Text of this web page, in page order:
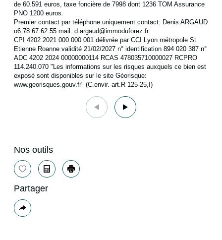
de 60.591 euros, taxe foncière de 7998 dont 1236 TOM Assurance
PNO 1200 euros.
Premier contact par téléphone uniquement.contact: Denis ARGAUD
o6.78.67.62.55 mail: d.argaud@immoduforez.fr
CPI 4202 2021 000 000 001 délivrée par CCI Lyon métropole St
Etienne Roanne validité 21/02/2027 n° identification 894 020 387 n°
ADC 4202 2024 00000000114 RCAS 478035710000027 RCPRO
114.240.070 "Les informations sur les risques auxquels ce bien est
exposé sont disponibles sur le site Géorisque:
www.georisques.gouv.fr" (C.envir. art.R 125-25,I)
Nos outils
SélectionnerCalculatriceImprimer
Partager
Plus
de